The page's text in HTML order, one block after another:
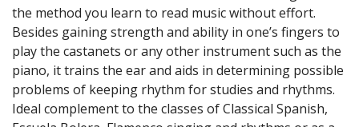
the method you learn to read music without effort.
Besides gaining strength and ability in one’s fingers to
play the castanets or any other instrument such as the
piano, it trains the ear and aids in determining possible
problems of keeping rhythm for studies and rhythms.
Ideal complement to the classes of Classical Spanish,